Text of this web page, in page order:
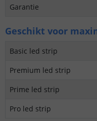
Garantie
Geschikt voor
Basic led strip
Premium led strip
Prime led strip
Pro led strip